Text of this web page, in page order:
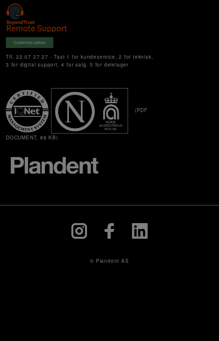
Customise cookies
Tlf. 22 07 27 27 - Tast 1 for kundeservice, 2 for teknisk,
3 for digital support, 4 for salg, 5 for delelager
(PDF
DOCUMENT, 88 KB)
© Plandent AS